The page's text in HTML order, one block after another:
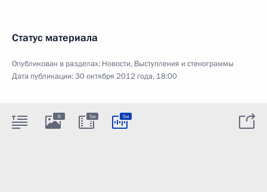
Статус материала
Опубликован в разделах: Новости, Выступления и стенограммы
Дата публикации:30 октября 2012 года, 18:00
6 5м 5м